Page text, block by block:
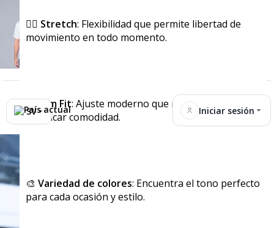
SV Iniciar sesión
🏃‍♂️ Stretch: Flexibilidad que permite libertad de
movimiento en todo momento.
📏Slim Fit: Ajuste moderno que realza tu figura sin
sacrificar comodidad.
🎨 Variedad de colores: Encuentra el tono perfecto
para cada ocasión y estilo.